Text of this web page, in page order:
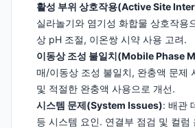
활성 부위 상호작용(Active Site
실라놀기와 염기성 화합물 상호작용
상 pH 조절, 이온쌍 시약 사용 고려.
이동상 조성 불일치(Mobile Phase
매/이동상 조성 불일치, 완충액 문제
및 적절한 완충액 사용으로 개선.
시스템 문제(System Issues): 배관
등 시스템 요인. 연결부 점검 및 컬럼